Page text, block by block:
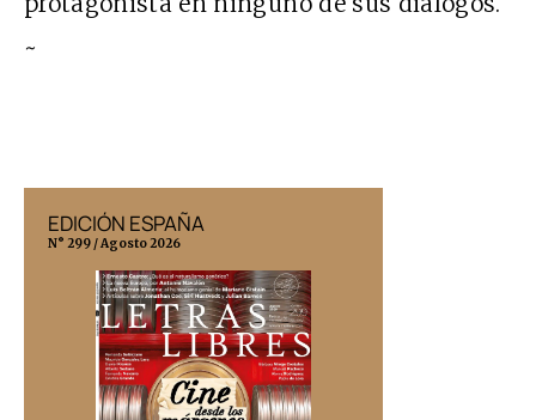
~
EDICIÓN ESPAÑA
N° 299 / Agosto 2026